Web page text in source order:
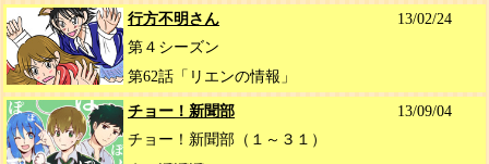
行方不明さん
13/02/24
第４シーズン
第62話「リエンの情報」
チョー！新聞部
13/09/04
チョー！新聞部（１～３１）